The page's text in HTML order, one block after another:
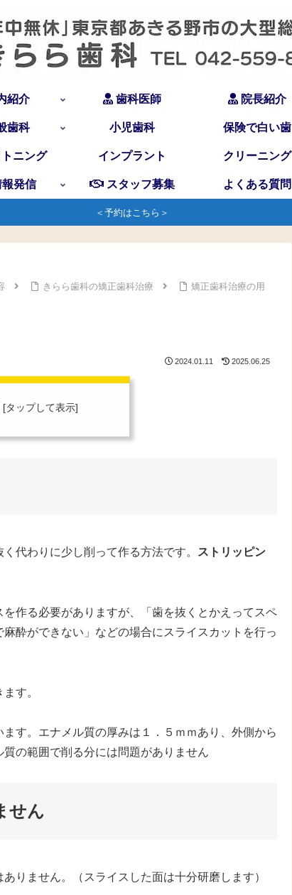
紹介 歯科医師 院長紹介
歯科 小児歯科 保険で白い歯
ニング インプラント クリーニング
発信 スタッフ募集 よくある質問
＜予約はこちら＞
きらら歯科の矯正歯科治療
矯正歯科治療の用
2024.01.11 2025.06.25
代わりに少し削って作る方法です。
ストリッピン
作る必要がありますが、「歯を抜くとかえってスペ
酔ができない」などの場合にスライスカットを行っ
す。
す。エナメル質の厚みは１．５ｍｍあり、外側から
の範囲で削る分には問題がありません
せん
りません。（スライスした面は十分研磨します）